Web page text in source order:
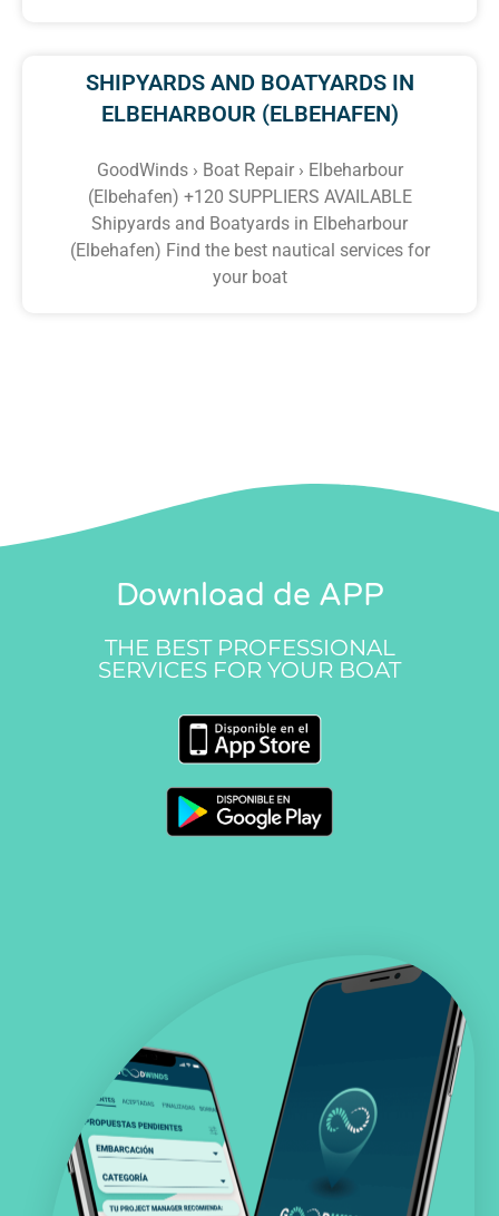
SHIPYARDS AND BOATYARDS IN
ELBEHARBOUR (ELBEHAFEN)
GoodWinds › Boat Repair › Elbeharbour
(Elbehafen) +120 SUPPLIERS AVAILABLE
Shipyards and Boatyards in Elbeharbour
(Elbehafen) Find the best nautical services for
your boat
Download de APP
THE BEST PROFESSIONAL
SERVICES FOR YOUR BOAT